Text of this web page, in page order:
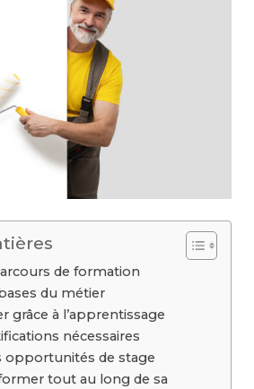
de formation
du métier
grâce à l’apprentissage
nécessaires
opportunités de stage
tout au long de sa